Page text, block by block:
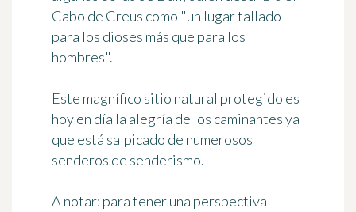
Cabo de Creus como "un lugar tallado
para los dioses más que para los
hombres".
Este magnífico sitio natural protegido es
hoy en día la alegría de los caminantes ya
que está salpicado de numerosos
senderos de senderismo.
A notar: para tener una perspectiva